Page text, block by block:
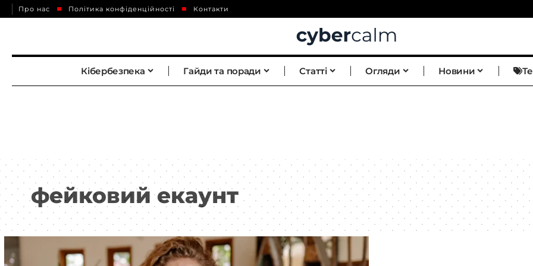
Про нас Політика конфіденційності Контакти
Кібербезпека Гайди та поради Статті Огляди Новини
фейковий екаунт